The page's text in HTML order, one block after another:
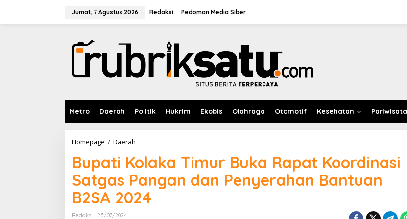
Jumat, 7 Agustus 2026 Redaksi Pedoman Media Siber
Metro Daerah Politik Hukrim Ekobis Olahraga Otomotif Kesehatan Pariwisata
Homepage / Daerah
p
a
t
K
o
Bupati Kolaka Timur Buka Rapat Koordinasi
Satgas Pangan dan Penyerahan Bantuan
B2SA 2024
Redaksi
25/07/2024